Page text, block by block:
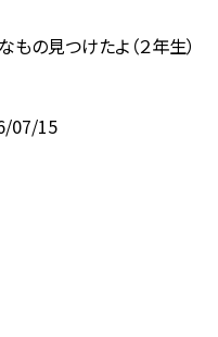
もの見つけたよ（２年生）
07/15